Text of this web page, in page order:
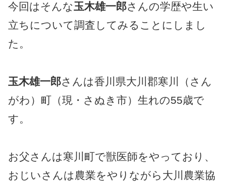
今回はそんな玉木雄一郎さんの学歴や生い
立ちについて調査してみることにしまし
た。
玉木雄一郎さんは香川県大川郡寒川（さん
がわ）町（現・さぬき市）生れの55歳で
す。
お父さんは寒川町で獣医師をやっており、
おじいさんは農業をやりながら大川農業協